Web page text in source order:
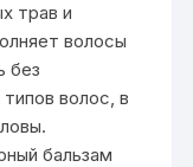
трав и
волосы
без
волос, в
бальзам